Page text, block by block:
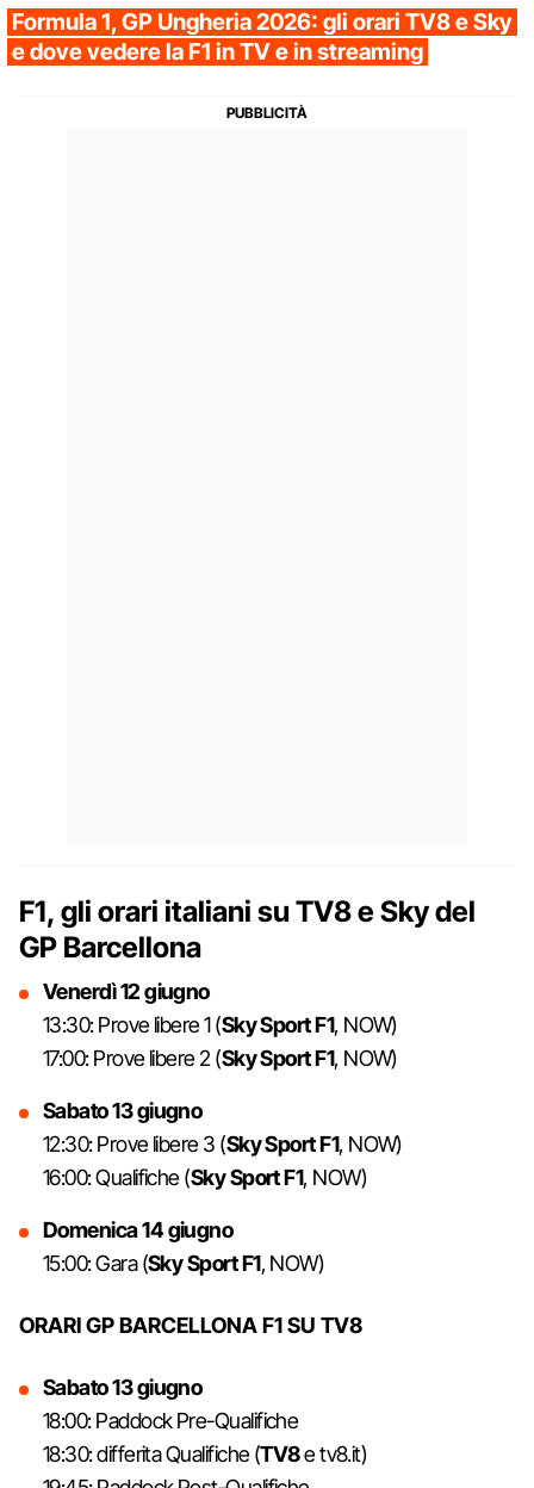
Formula 1, GP Ungheria 2026: gli orari TV8 e Sky
e dove vedere la F1 in TV e in streaming
F1, gli orari italiani su TV8 e Sky del
GP Barcellona
Venerdì 12 giugno
13:30: Prove libere 1 (Sky Sport F1, NOW)
17:00: Prove libere 2 (Sky Sport F1, NOW)
Sabato 13 giugno
12:30: Prove libere 3 (Sky Sport F1, NOW)
16:00: Qualifiche (Sky Sport F1, NOW)
Domenica 14 giugno
15:00: Gara (Sky Sport F1, NOW)
ORARI GP BARCELLONA F1 SU TV8
Sabato 13 giugno
18:00: Paddock Pre-Qualifiche
18:30: differita Qualifiche (TV8e tv8.it)